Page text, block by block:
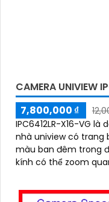
CAMERA UNIVIEW
7,800,000 ₫
IPC6412LR-X16-VG
nhà uniview có trang
màu ban đêm trong
kính có thể zoom
nhờ khe cắm thẻ nhớ